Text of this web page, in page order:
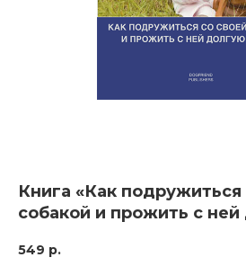
Книга «Как подружиться
собакой и прожить с
549 р.